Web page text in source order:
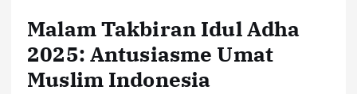
Malam Takbiran Idul Adha
2025: Antusiasme Umat
Muslim Indonesia